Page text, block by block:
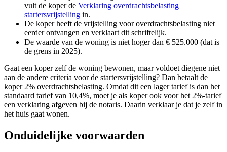
vult de koper de Verklaring overdrachtsbelasting
startersvrijstelling in.
De koper heeft de vrijstelling voor overdrachtsbelasting niet
eerder ontvangen en verklaart dit schriftelijk.
De waarde van de woning is niet hoger dan € 525.000 (dat is
de grens in 2025).
Gaat een koper zelf de woning bewonen, maar voldoet diegene niet
aan de andere criteria voor de startersvrijstelling? Dan betaalt de
koper 2% overdrachtsbelasting. Omdat dit een lager tarief is dan het
standaard tarief van 10,4%, moet je als koper ook voor het 2%-tarief
een verklaring afgeven bij de notaris. Daarin verklaar je dat je zelf in
het huis gaat wonen.
Onduidelijke voorwaarden